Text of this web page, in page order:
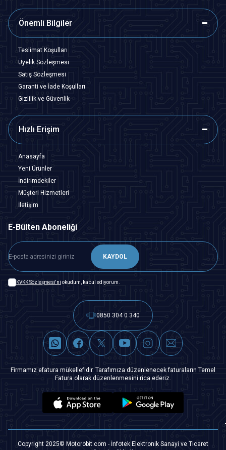
Önemli Bilgiler
Teslimat Koşulları
Üyelik Sözleşmesi
Satış Sözleşmesi
Garanti ve İade Koşulları
Gizlilik ve Güvenlik
Hızlı Erişim
Anasayfa
Yeni Ürünler
İndirimdekiler
Müşteri Hizmetleri
İletişim
E-Bülten Aboneliği
KAYDOL
KVKK Sözleşmesi'ni okudum, kabul ediyorum.
0850 304 0 340
Firmamız efatura mükellefidir. Tarafımıza düzenlenecek faturaların Temel
Fatura olarak düzenlenmesini rica ederiz.
Copyright 2025© Motorobit.com - İnfotek Elektronik Sanayi ve Ticaret